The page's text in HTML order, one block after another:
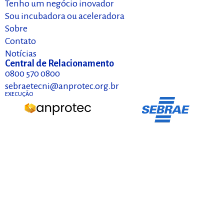
Tenho um negócio inovador
Sou incubadora ou aceleradora
Sobre
Contato
Notícias
Central de Relacionamento
0800 570 0800
sebraetecni@anprotec.org.br
EXECUÇÃO